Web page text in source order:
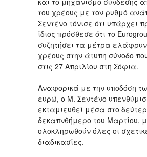
του χρέους με τον ρυθμό
Σεντένο τόνισε ότι υπάρχει
ίδιος πρόσθεσε ότι το
συζητήσει τα μέτρα
χρέους στην άτυπη σύνοδο
στις 27 Απριλίου στη Σόφια.
Αναφορικά με την υποδόση
ευρώ, ο Μ. Σεντένο
εκταμιευθεί μέσα στο
δεκαπνθήμερο του Μαρτίου,
ολοκληρωθούν όλες οι
διαδικασίες.